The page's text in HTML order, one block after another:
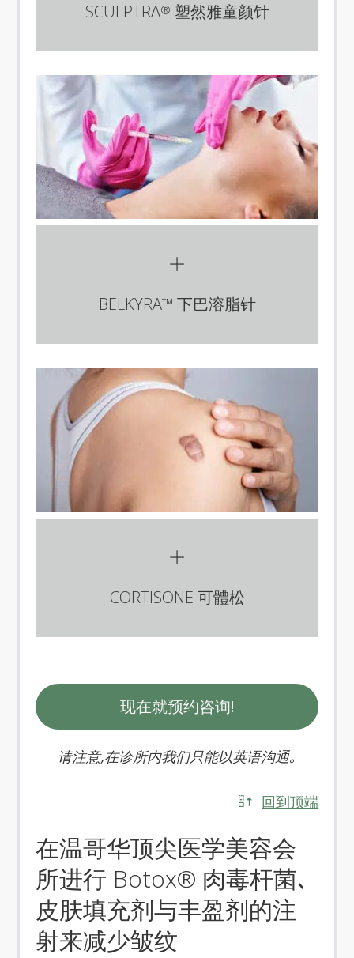
SCULPTRA® 塑然雅童颜针
BELKYRA™ 下巴溶脂针
CORTISONE 可體松
现在就预约咨询!
请注意,在诊所内我们只能以英语沟通｡
回到顶端
在温哥华顶尖医学美容会
所进行 Botox® 肉毒杆菌､
皮肤填充剂与丰盈剂的注
射来减少皱纹